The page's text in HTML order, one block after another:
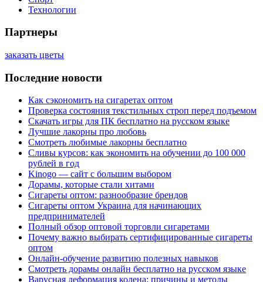
Технологии
Партнеры
заказать цветы
Последние новости
Как сэкономить на сигаретах оптом
Проверка состояния текстильных строп перед подъемом
Скачать игры для ПК бесплатно на русском языке
Лучшие лакорны про любовь
Смотреть любимые лакорны бесплатно
Сливы курсов: как экономить на обучении до 100 000
рублей в год
Kinogo — сайт с большим выбором
Дорамы, которые стали хитами
Сигареты оптом: разнообразие брендов
Сигареты оптом Украина для начинающих
предпринимателей
Полный обзор оптовой торговли сигаретами
Почему важно выбирать сертифицированные сигареты
оптом
Онлайн-обучение развитию полезных навыков
Смотреть дорамы онлайн бесплатно на русском языке
Варусная деформация колена: причины и методы